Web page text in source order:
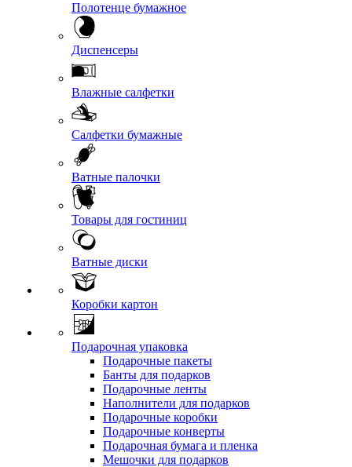
Полотенце бумажное
Диспенсеры
Влажные салфетки
Салфетки бумажные
Ватные палочки
Товары для гостиниц
Ватные диски
Коробки картон
Подарочная упаковка
Подарочные пакеты
Банты для подарков
Подарочные ленты
Наполнители для подарков
Подарочные коробки
Подарочные конверты
Подарочная бумага и пленка
Мешочки для подарков